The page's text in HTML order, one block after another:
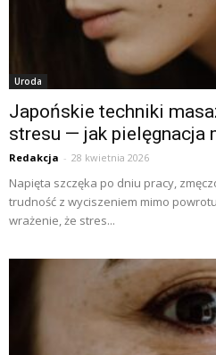
Uroda
Japońskie techniki
stresu — jak pielęgnacja
Redakcja - 28 kwietnia 2026
Napięta szczęka po dniu pracy,
trudność z wyciszeniem mimo
wrażenie, że stres...